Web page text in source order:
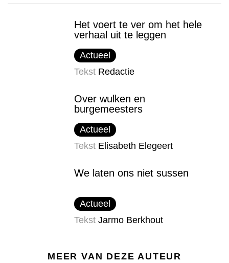
Het voert te ver om het hele
verhaal uit te leggen
Actueel
Tekst Redactie
Over wulken en
burgemeesters
Actueel
Tekst Elisabeth Elegeert
We laten ons niet sussen
Actueel
Tekst Jarmo Berkhout
MEER VAN DEZE AUTEUR